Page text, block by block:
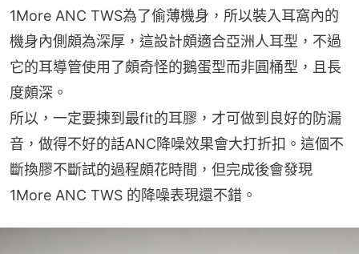
1More ANC TWS為了偷薄機身，所以裝入耳窩內的
機身內側頗為深厚，這設計頗適合亞洲人耳型，不過
它的耳導管使用了頗奇怪的鵝蛋型而非圓桶型，且長
度頗深。
所以，一定要揀到最fit的耳膠，才可做到良好的防漏
音，做得不好的話ANC降噪效果會大打折扣。這個不
斷換膠不斷試的過程頗花時間，但完成後會發現
1More ANC TWS 的降噪表現還不錯。